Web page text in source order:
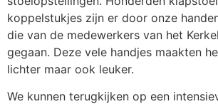
koppelstukjes zijn er door onze
die van de medewerkers van het
gegaan. Deze vele handjes maakten
lichter maar ook leuker.
We kunnen terugkijken op een